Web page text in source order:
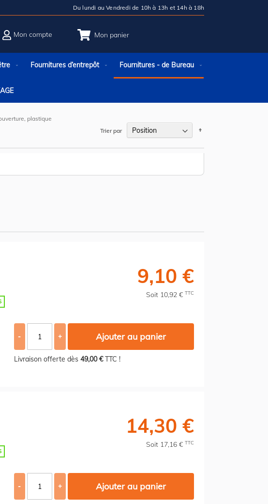
Du lundi au Vendredi de 10h à 13h et 14h à 18h
Mon panier
Mon compte
Fournitures d’entrepôt Fournitures - de Bureau
plastique
Trier par
9,10 €
Soit 10,92 € TTC
- + Ajouter au panier
Livraison offerte dès 49,00 €TTC !
14,30 €
Soit 17,16 € TTC
- + Ajouter au panier